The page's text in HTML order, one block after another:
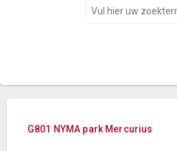
Zoeken
G801 NYMA park Mercurius